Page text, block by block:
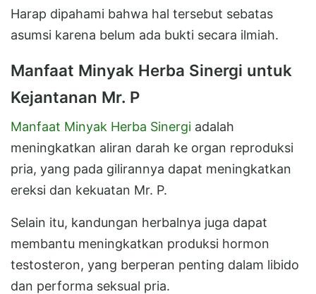
Harap dipahami bahwa hal tersebut sebatas
asumsi karena belum ada bukti secara ilmiah.
Manfaat Minyak Herba Sinergi untuk
Kejantanan Mr. P
Manfaat Minyak Herba Sinergi adalah
meningkatkan aliran darah ke organ reproduksi
pria, yang pada gilirannya dapat meningkatkan
ereksi dan kekuatan Mr. P.
Selain itu, kandungan herbalnya juga dapat
membantu meningkatkan produksi hormon
testosteron, yang berperan penting dalam libido
dan performa seksual pria.